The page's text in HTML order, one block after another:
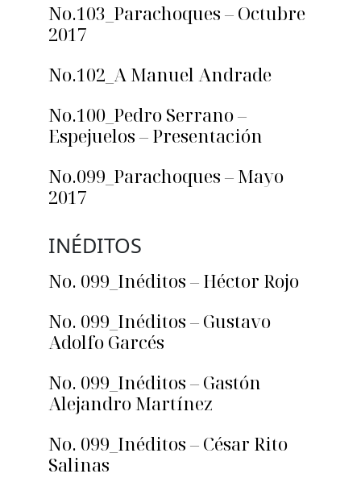
No.103_Parachoques – Octubre
2017
No.102_A Manuel Andrade
No.100_Pedro Serrano –
Espejuelos – Presentación
No.099_Parachoques – Mayo
2017
INÉDITOS
No. 099_Inéditos – Héctor Rojo
No. 099_Inéditos – Gustavo
Adolfo Garcés
No. 099_Inéditos – Gastón
Alejandro Martínez
No. 099_Inéditos – César Rito
Salinas